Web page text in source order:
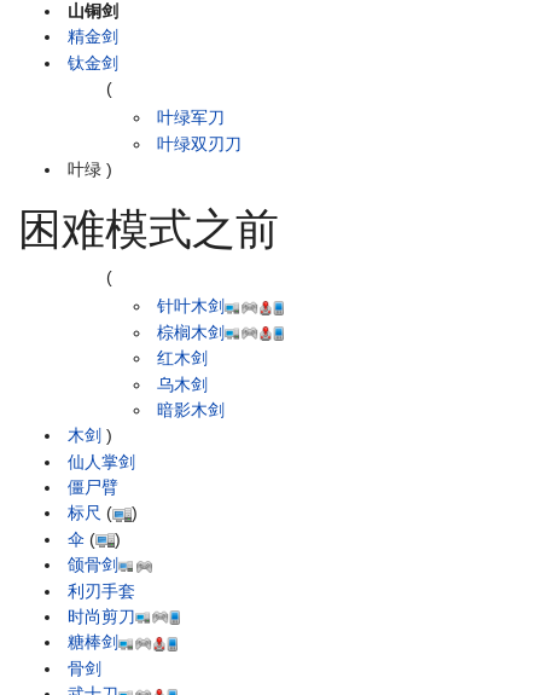
山铜剑
精金剑
钛金剑
叶绿
(
叶绿军刀
叶绿双刃刀
)
困难模式之前
木剑
(
针叶木剑
棕榈木剑
红木剑
乌木剑
暗影木剑
)
仙人掌剑
僵尸臂
标尺 (
)
伞 (
)
颌骨剑
利刃手套
时尚剪刀
糖棒剑
骨剑